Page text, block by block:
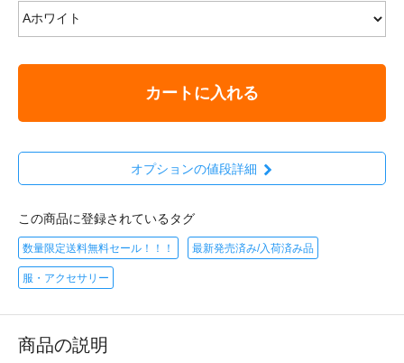
カートに入れる
オプションの値段詳細
この商品に登録されているタグ
数量限定送料無料セール！！！ 最新発売済み/入荷済み品
服・アクセサリー
商品の説明